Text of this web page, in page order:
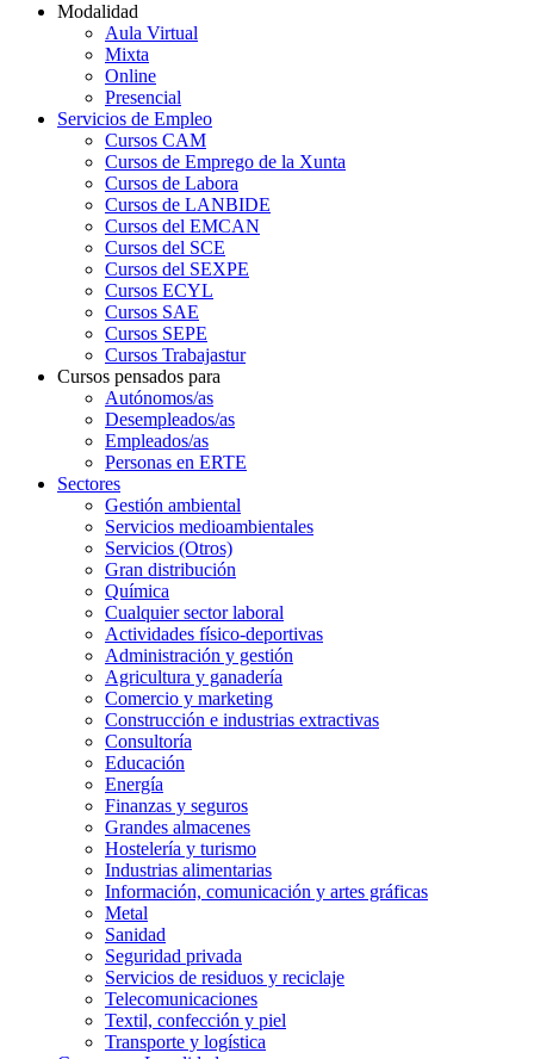
Modalidad
Aula Virtual
Mixta
Online
Presencial
Servicios de Empleo
Cursos CAM
Cursos de Emprego de la Xunta
Cursos de Labora
Cursos de LANBIDE
Cursos del EMCAN
Cursos del SCE
Cursos del SEXPE
Cursos ECYL
Cursos SAE
Cursos SEPE
Cursos Trabajastur
Cursos pensados para
Autónomos/as
Desempleados/as
Empleados/as
Personas en ERTE
Sectores
Gestión ambiental
Servicios medioambientales
Servicios (Otros)
Gran distribución
Química
Cualquier sector laboral
Actividades físico-deportivas
Administración y gestión
Agricultura y ganadería
Comercio y marketing
Construcción e industrias extractivas
Consultoría
Educación
Energía
Finanzas y seguros
Grandes almacenes
Hostelería y turismo
Industrias alimentarias
Información, comunicación y artes gráficas
Metal
Sanidad
Seguridad privada
Servicios de residuos y reciclaje
Telecomunicaciones
Textil, confección y piel
Transporte y logística